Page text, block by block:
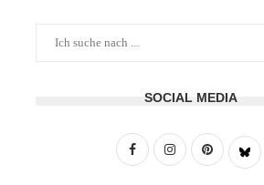
SOCIAL MEDIA